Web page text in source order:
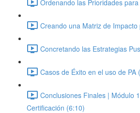
Ordenando las Prioridades para
Creando una Matriz de
Concretando las Estrategias
Casos de Éxito en el uso de PA
Conclusiones Finales | Módulo
Certificación (6:10)